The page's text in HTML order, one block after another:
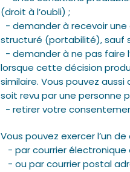
(droit à l’oubli) ;
- demander à recevoir
structuré (portabilité), sauf
- demander à ne pas faire
lorsque cette décision
similaire. Vous pouvez
soit revu par une personne
- retirer votre
Vous pouvez exercer l’un
- par courrier électronique
- ou par courrier postal